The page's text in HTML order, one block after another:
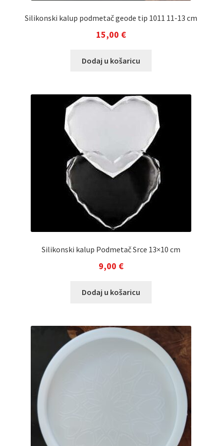
Silikonski kalup podmetač geode tip 1011 11-13 cm
15,00 €
Dodaj u košaricu
Silikonski kalup Podmetač Srce 13×10 cm
9,00 €
Dodaj u košaricu